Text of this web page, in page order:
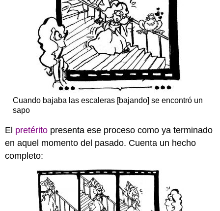
Cuando bajaba las escaleras [bajando] se encontró un
sapo
El pretérito presenta ese proceso como ya terminado
en aquel momento del pasado. Cuenta un hecho
completo: